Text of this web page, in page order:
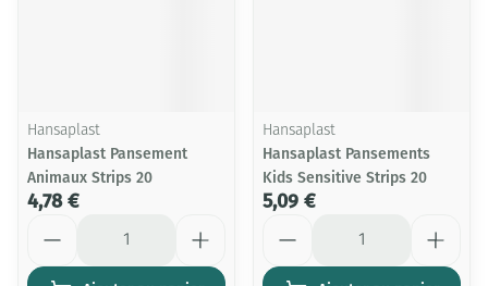
Hansaplast
Hansaplast Pansement
Animaux Strips 20
4,78 €
Hansaplast
Hansaplast Pansements
Kids Sensitive Strips 20
5,09 €